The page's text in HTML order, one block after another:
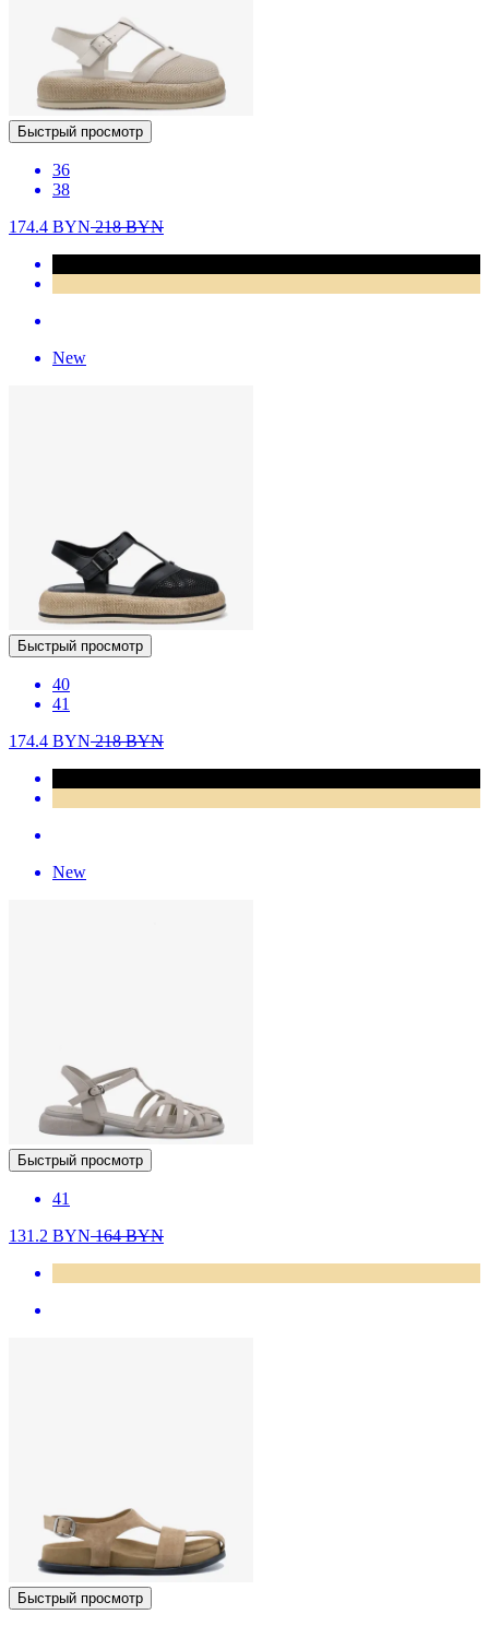
Быстрый просмотр
36
38
174.4 BYN218BYN
New
Быстрый просмотр
40
41
174.4 BYN218BYN
New
Быстрый просмотр
41
131.2 BYN164BYN
Быстрый просмотр